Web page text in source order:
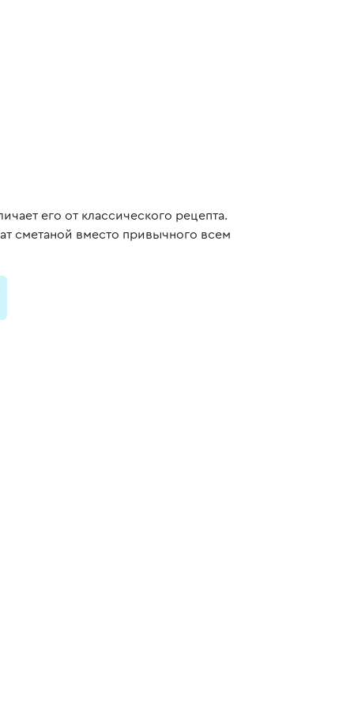
его от классического рецепта.
сметаной вместо привычного всем